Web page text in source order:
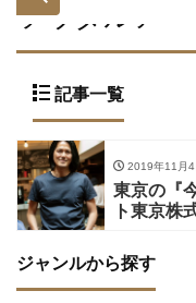
ソウダルア
記事一覧
2019年11月4
東京の『
ト東京株
ジャンルから探す